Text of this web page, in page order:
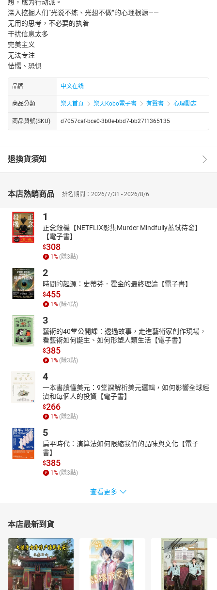
想，成为行动派。
深入挖掘人们“光说不练、光想不做”的心理根源——
无用的思考，不必要的执着
干扰信息太多
完美主义
无法专注
怯懦、恐惧
品牌 中文在线
商品分類 樂天首頁 樂天Kobo電子書 有聲書 心理勵志
商品貨號(SKU) d7057caf-bce0-3b0e-bbd7-bb27f1365135
退換貨須知
本店熱銷商品 排名期間：2026/7/31 - 2026/8/6
1
正念殺機【NETFLIX影集Murder Mindfully蓄弒待發】
【電子書】
$308
1% (賺3點)
2
時間的起源：史蒂芬．霍金的最終理論【電子書】
$455
1% (賺4點)
3
藝術的40堂公開課：透過故事，走進藝術家創作現場，
看藝術如何誕生、如何形塑人類生活【電子書】
$385
1% (賺3點)
4
一本書讀懂美元：9堂課解析美元邏輯，如何影響全球經
濟和每個人的投資【電子書】
$266
1% (賺2點)
5
扁平時代：演算法如何限縮我們的品味與文化【電子
書】
$385
1% (賺3點)
查看更多
本店最新到貨